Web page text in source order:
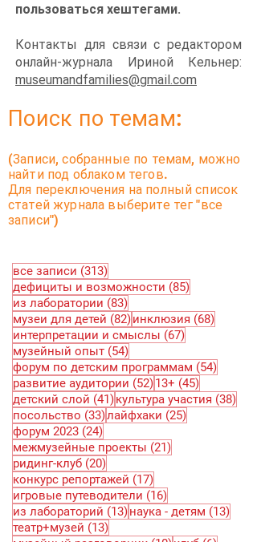
пользоваться хештегами. ​
Контакты для связи с редактором
онлайн-журнала Ириной Кельнер:
museumandfamilies@gmail.com
Поиск по темам:
(Записи, собранные по темам, можно
найти под облаком тегов.
Для переключения на полный список
статей журнала выберите тег "все
записи")
все записи (313)313 постов
дефициты и возможности (85)85 постов
из лаборатории (83)83 поста
музеи для детей (82)82 поста
инклюзия (68)68
интерпретации и смыслы (67)67 постов
музейный опыт (54)54 поста
форум по детским программам (54)54 поста
развитие аудитории (52)52 поста
13+ (45)45 постов
детский слой (41)41 пост
культура участия (38)38
посольство (33)33 поста
лайфхаки (25)25 постов
форум 2023 (24)24 поста
межмузейные проекты (21)21 пост
ридинг-клуб (20)20 постов
конкурс репортажей (17)17 постов
игровые путеводители (16)16 постов
из лабораторий (13)13 постов
наука - детям (13)13
театр+музей (13)13 постов